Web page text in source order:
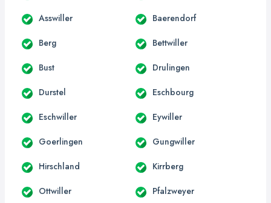
Asswiller Baerendorf
Berg Bettwiller
Bust Drulingen
Durstel Eschbourg
Eschwiller Eywiller
Goerlingen Gungwiller
Hirschland Kirrberg
Ottwiller Pfalzweyer